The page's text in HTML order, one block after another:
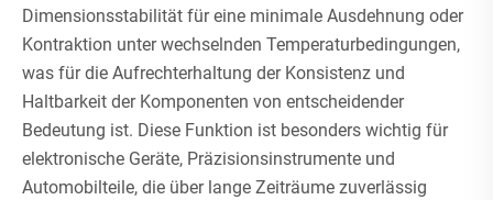
Dimensionsstabilität für eine minimale Ausdehnung oder
Kontraktion unter wechselnden Temperaturbedingungen,
was für die Aufrechterhaltung der Konsistenz und
Haltbarkeit der Komponenten von entscheidender
Bedeutung ist. Diese Funktion ist besonders wichtig für
elektronische Geräte, Präzisionsinstrumente und
Automobilteile, die über lange Zeiträume zuverlässig